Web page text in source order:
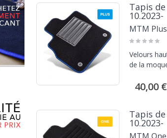
Tapis
10.2023-
MTM
Velours
de la
40,00 €
Tapis
10.2023-
MTM